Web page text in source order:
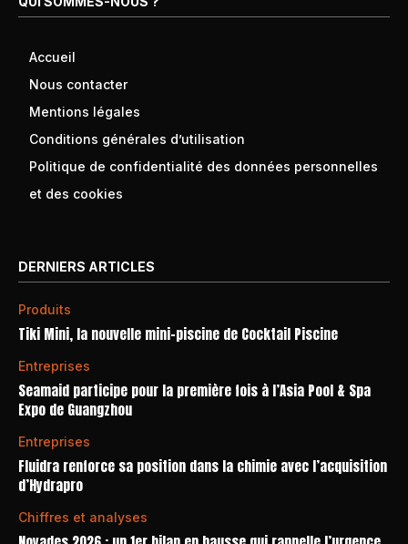
Accueil
Nous contacter
Mentions légales
Conditions générales d’utilisation
Politique de confidentialité des données personnelles
et des cookies
DERNIERS ARTICLES
Produits
Tiki Mini, la nouvelle mini-piscine de Cocktail Piscine
Entreprises
Seamaid participe pour la première fois à l’Asia Pool & Spa
Expo de Guangzhou
Entreprises
Fluidra renforce sa position dans la chimie avec l’acquisition
d’Hydrapro
Chiffres et analyses